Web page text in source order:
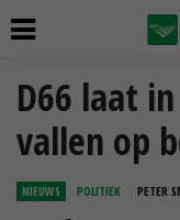
D66 laat
vallen op
NIEUWS POLITIEK PETER